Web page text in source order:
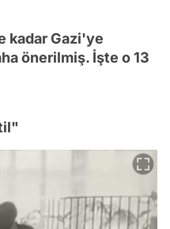
kadar Gazi'ye
önerilmiş. İşte o 13